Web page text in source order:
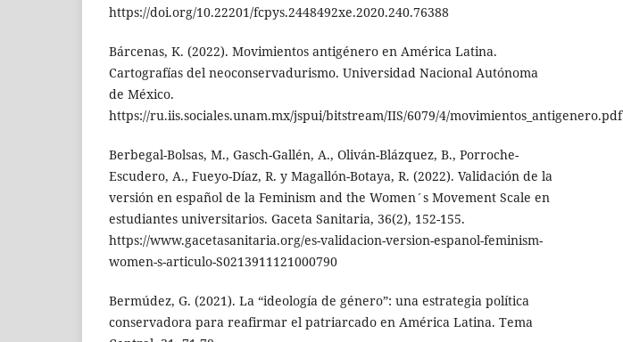
https://doi.org/10.22201/fcpys.2448492xe.2020.240.76388
Bárcenas, K. (2022). Movimientos antigénero en América Latina.
Cartografías del neoconservadurismo. Universidad Nacional Autónoma
de México.
https://ru.iis.sociales.unam.mx/jspui/bitstream/IIS/6079/4/movimientos_antigenero.pdf
Berbegal-Bolsas, M., Gasch-Gallén, A., Oliván-Blázquez, B., Porroche-
Escudero, A., Fueyo-Díaz, R. y Magallón-Botaya, R. (2022). Validación de la
versión en español de la Feminism and the Women´s Movement Scale en
estudiantes universitarios. Gaceta Sanitaria, 36(2), 152-155.
https://www.gacetasanitaria.org/es-validacion-version-espanol-feminism-
women-s-articulo-S0213911121000790
Bermúdez, G. (2021). La “ideología de género”: una estrategia política
conservadora para reafirmar el patriarcado en América Latina. Tema